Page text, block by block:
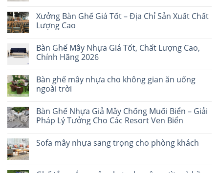
Xưởng Bàn Ghế Giá Tốt – Địa Chỉ Sản Xuất Chất
Lượng Cao
Bàn Ghế Mây Nhựa Giá Tốt, Chất Lượng Cao,
Chính Hãng 2026
Bàn ghế mây nhựa cho không gian ăn uống
ngoài trời
Bàn Ghế Nhựa Giả Mây Chống Muối Biển – Giải
Pháp Lý Tưởng Cho Các Resort Ven Biển
Sofa mây nhựa sang trọng cho phòng khách